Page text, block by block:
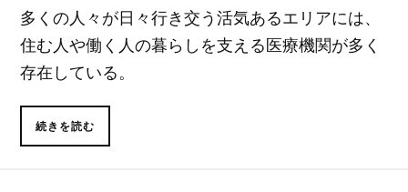
多くの人々が日々行き交う活気あるエリアには、
住む人や働く人の暮らしを支える医療機関が多く
存在している。
続きを読む